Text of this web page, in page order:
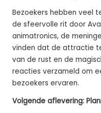
Bezoekers hebben veel
de sfeervolle rit door
animatronics, de
vinden dat de attractie
van de rust en de
reacties verzameld om
bezoekers ervaren.
Volgende aflevering: